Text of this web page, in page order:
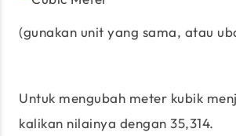
(gunakan unit yang sama, atau
Untuk mengubah meter kubik
kalikan nilainya dengan 35,314.